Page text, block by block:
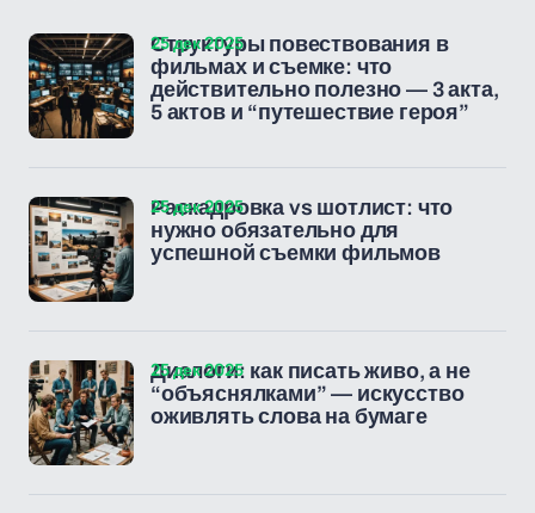
Структуры повествования в
фильмах и съемке: что
действительно полезно — 3 акта,
5 актов и “путешествие героя”
25 дек 2025
Раскадровка vs шотлист: что
нужно обязательно для
успешной съемки фильмов
25 дек 2025
Диалоги: как писать живо, а не
“объяснялками” — искусство
оживлять слова на бумаге
25 дек 2025